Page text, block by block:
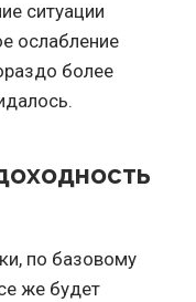
ситуации
ослабление
более
по базовому
же будет